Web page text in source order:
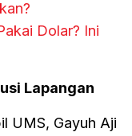
Dolar? Ini
Lapangan
UMS, Gayuh Aji